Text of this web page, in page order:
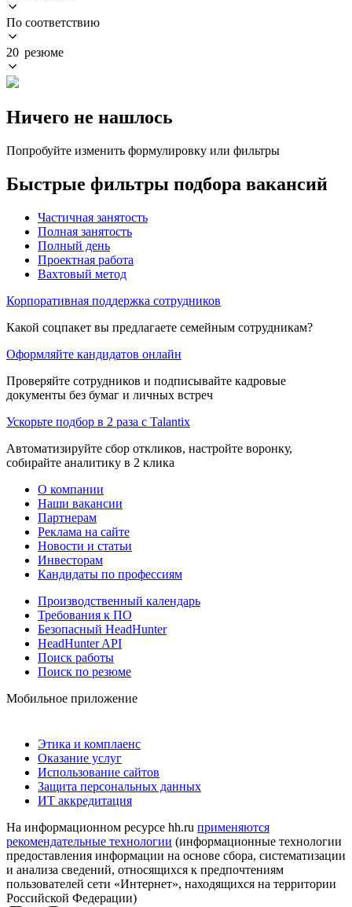
По соответствию
20 резюме
Ничего не нашлось
Попробуйте изменить формулировку или фильтры
Быстрые фильтры подбора вакансий
Частичная занятость
Полная занятость
Полный день
Проектная работа
Вахтовый метод
Корпоративная поддержка сотрудников
Какой соцпакет вы предлагаете семейным сотрудникам?
Оформляйте кандидатов онлайн
Проверяйте сотрудников и подписывайте кадровые
документы без бумаг и личных встреч
Ускорьте подбор в 2 раза с Talantix
Автоматизируйте сбор откликов, настройте воронку,
собирайте аналитику в 2 клика
О компании
Наши вакансии
Партнерам
Реклама на сайте
Новости и статьи
Инвесторам
Кандидаты по профессиям
Производственный календарь
Требования к ПО
Безопасный HeadHunter
HeadHunter API
Поиск работы
Поиск по резюме
Мобильное приложение
Этика и комплаенс
Оказание услуг
Использование сайтов
Защита персональных данных
ИТ аккредитация
На информационном ресурсе hh.ru применяются
рекомендательные технологии (информационные технологии
предоставления информации на основе сбора, систематизации
и анализа сведений, относящихся к предпочтениям
пользователей сети «Интернет», находящихся на территории
Российской Федерации)